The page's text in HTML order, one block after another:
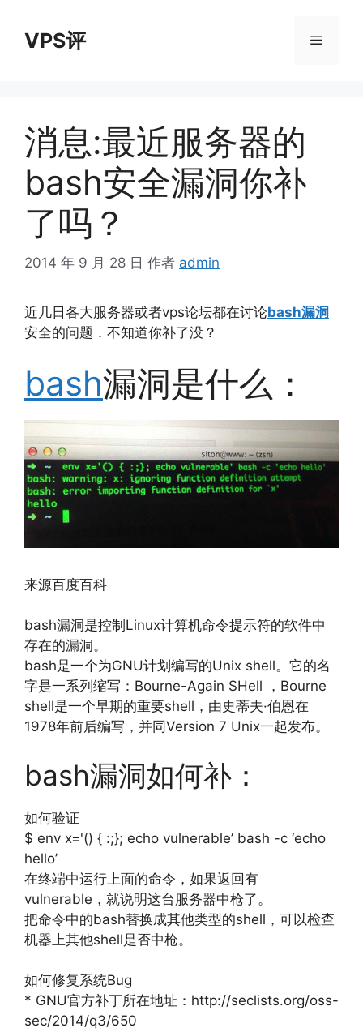
VPS评 菜
消息:最近服务器的
bash安全漏洞你补
了吗？
2014 年 9 月 28 日 作者 admin
近几日各大服务器或者vps论坛都在讨论bash漏洞
安全的问题．不知道你补了没？
bash漏洞是什么：
来源百度百科
bash漏洞是控制Linux计算机命令提示符的软件中
存在的漏洞。
bash是一个为GNU计划编写的Unix shell。它的名
字是一系列缩写：Bourne-Again SHell ，Bourne
shell是一个早期的重要shell，由史蒂夫·伯恩在
1978年前后编写，并同Version 7 Unix一起发布。
bash漏洞如何补：
如何验证
$ env x='() { :;}; echo vulnerable’ bash -c ‘echo
hello’
在终端中运行上面的命令，如果返回有
vulnerable，就说明这台服务器中枪了。
把命令中的bash替换成其他类型的shell，可以检查
机器上其他shell是否中枪。
如何修复系统Bug
* GNU官方补丁所在地址：http://seclists.org/oss-
sec/2014/q3/650